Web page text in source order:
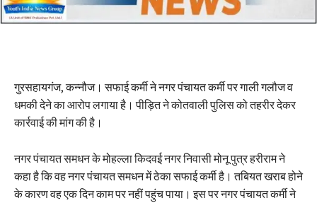
गुरसहायगंज, कन्नौज। सफाई कर्मी ने नगर पंचायत कर्मी पर गाली गलौज व
धमकी देने का आरोप लगाया है। पीड़ित ने कोतवाली पुलिस को तहरीर देकर
कार्रवाई की मांग की है।
नगर पंचायत समधन के मोहल्ला किदवई नगर निवासी मोनू पुत्र हरीराम ने
कहा है कि वह नगर पंचायत समधन में ठेका सफाई कर्मी है। तबियत खराब होने
के कारण वह एक दिन काम पर नहीं पहुंच पाया। इस पर नगर पंचायत कर्मी ने